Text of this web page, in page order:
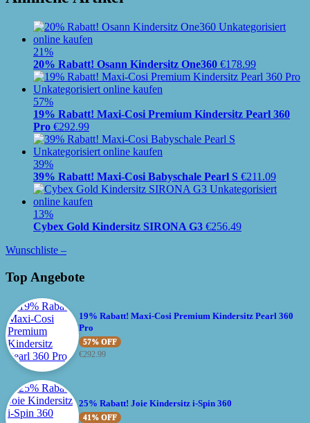
21%
20% Rabatt! Osann Kindersitz One360 €178.99
57%
19% Rabatt! Maxi-Cosi Premium Kindersitz Pearl 360
Pro €292.99
39%
39% Rabatt! Maxi-Cosi Babyschale Pearl S €211.09
13%
Cybex Gold Kindersitz SIRONA G3 €256.49
Wunschliste –
Top Angebote
19% Rabatt! Maxi-Cosi Premium Kindersitz Pearl 360
Pro
57% OFF
€292.99
25% Rabatt! Joie Kindersitz i-Spin 360
41% OFF